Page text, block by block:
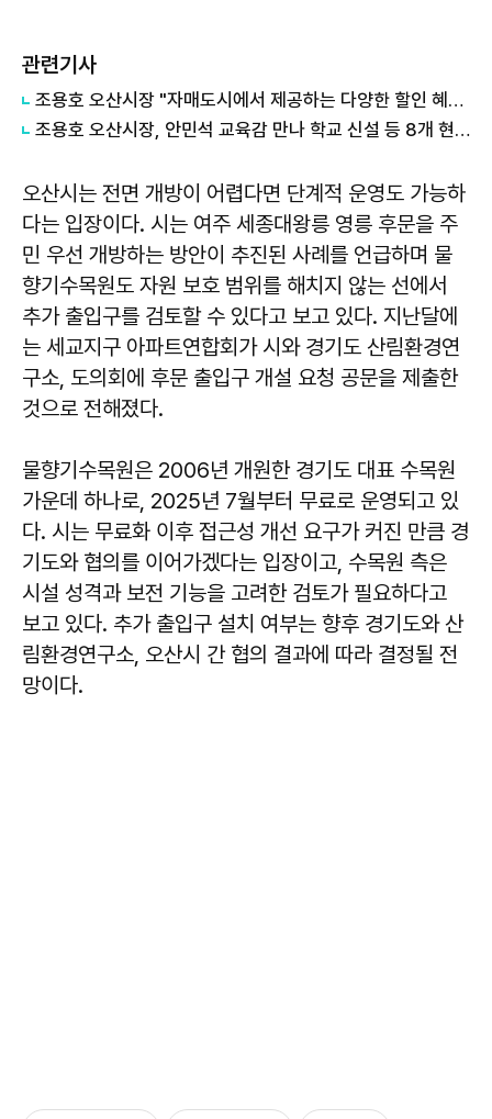
관련기사
조용호 오산시장 "자매도시에서 제공하는 다양한 할인 혜택 함께 챙겨보시길 바란다"
조용호 오산시장, 안민석 교육감 만나 학교 신설 등 8개 현안 건의
오산시는 전면 개방이 어렵다면 단계적 운영도 가능하
다는 입장이다. 시는 여주 세종대왕릉 영릉 후문을 주
민 우선 개방하는 방안이 추진된 사례를 언급하며 물
향기수목원도 자원 보호 범위를 해치지 않는 선에서
추가 출입구를 검토할 수 있다고 보고 있다. 지난달에
는 세교지구 아파트연합회가 시와 경기도 산림환경연
구소, 도의회에 후문 출입구 개설 요청 공문을 제출한
것으로 전해졌다.
물향기수목원은 2006년 개원한 경기도 대표 수목원
가운데 하나로, 2025년 7월부터 무료로 운영되고 있
다. 시는 무료화 이후 접근성 개선 요구가 커진 만큼 경
기도와 협의를 이어가겠다는 입장이고, 수목원 측은
시설 성격과 보전 기능을 고려한 검토가 필요하다고
보고 있다. 추가 출입구 설치 여부는 향후 경기도와 산
림환경연구소, 오산시 간 협의 결과에 따라 결정될 전
망이다.